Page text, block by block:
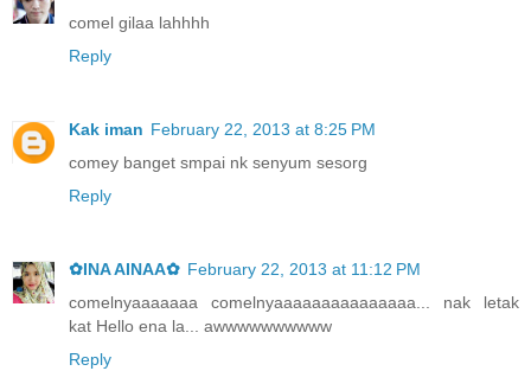
comel gilaa lahhhh
Reply
Kak iman February 22, 2013 at 8:25 PM
comey banget smpai nk senyum sesorg
Reply
✿INA AINAA✿ February 22, 2013 at 11:12 PM
comelnyaaaaaaa comelnyaaaaaaaaaaaaaaa... nak letak
kat Hello ena la... awwwwwwwwww
Reply